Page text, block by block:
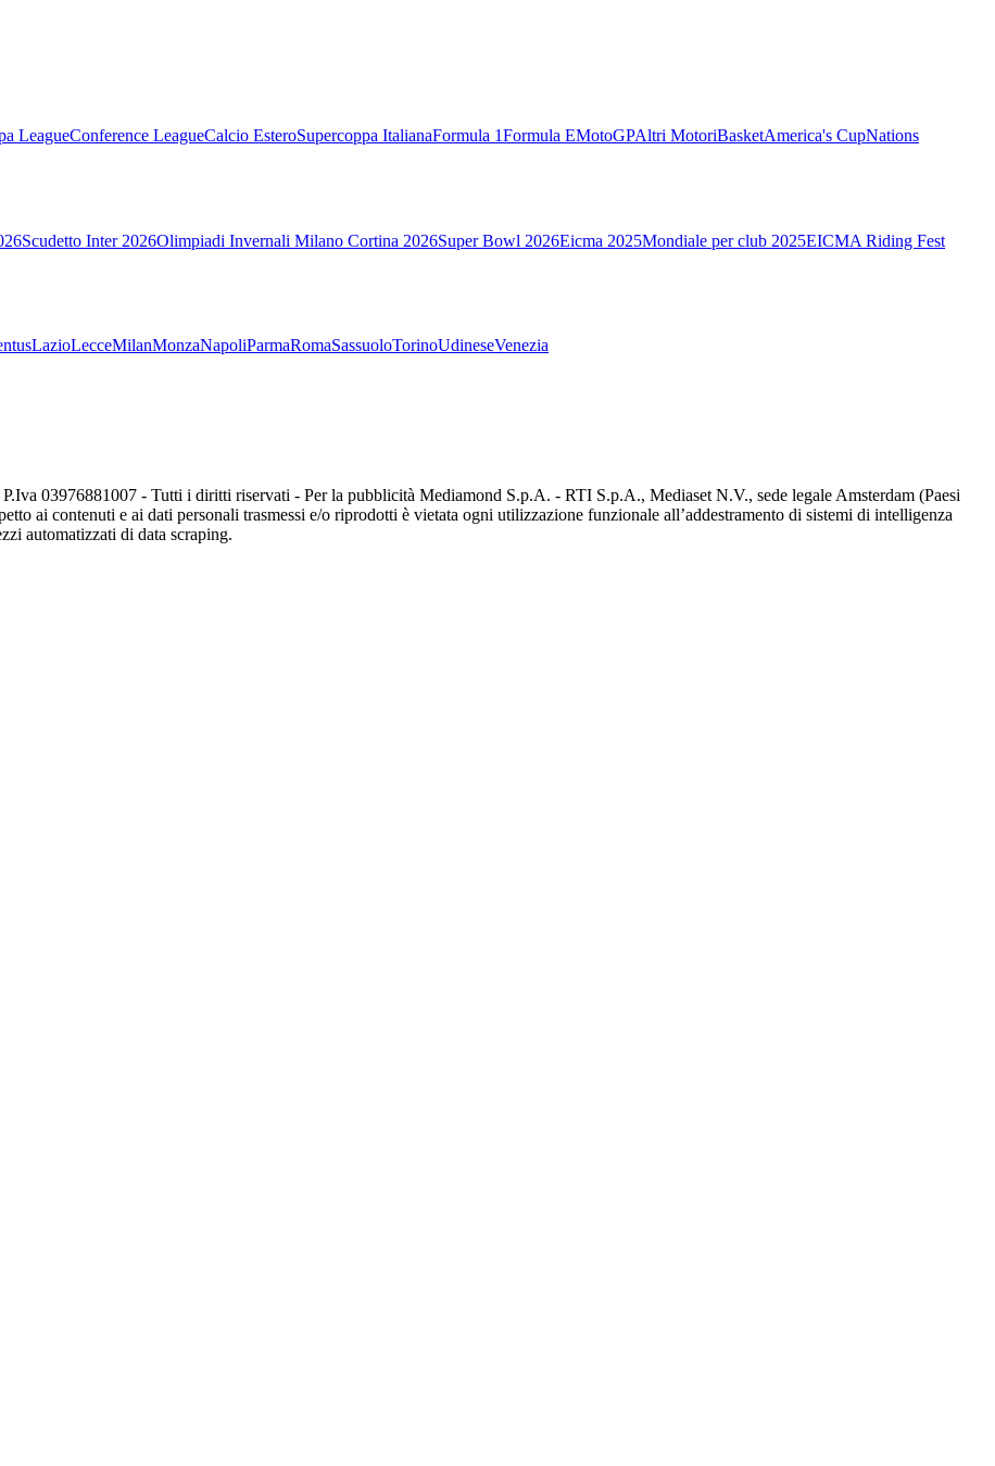
LeagueConference LeagueCalcio EsteroSupercoppa ItalianaFormula 1Formula EMotoGPAltri MotoriBasketAmerica's CupNations
Scudetto Inter 2026Olimpiadi Invernali Milano Cortina 2026Super Bowl 2026Eicma 2025Mondiale per club 2025EICMA Riding Fest
LazioLecceMilanMonzaNapoliParmaRomaSassuoloTorinoUdineseVenezia
03976881007 - Tutti i diritti riservati - Per la pubblicità Mediamond S.p.A. - RTI S.p.A., Mediaset N.V., sede legale Amsterdam (Paesi
ai contenuti e ai dati personali trasmessi e/o riprodotti è vietata ogni utilizzazione funzionale all’addestramento di sistemi di intelligenza
automatizzati di data scraping.